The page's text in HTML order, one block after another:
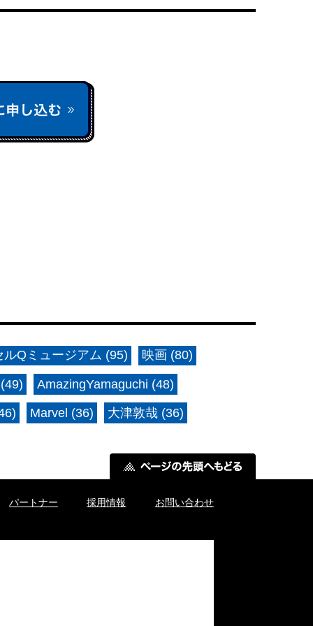
ルQミュージアム (95) 映画 (80)
AmazingYamaguchi (48)
Marvel (36) 大津敦哉 (36)
パートナー 採用情報 お問い合わせ